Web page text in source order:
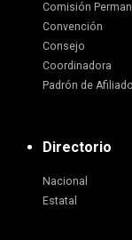
Comisión
Convención
Consejo
Coordinadora
Padrón de
Directorio
Nacional
Estatal